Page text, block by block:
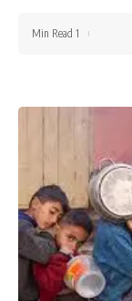
1 Min Read